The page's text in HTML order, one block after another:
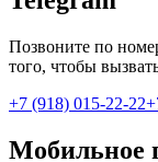
Позвоните по
того, чтобы
+7 (918) 015-22-22
Мобильное